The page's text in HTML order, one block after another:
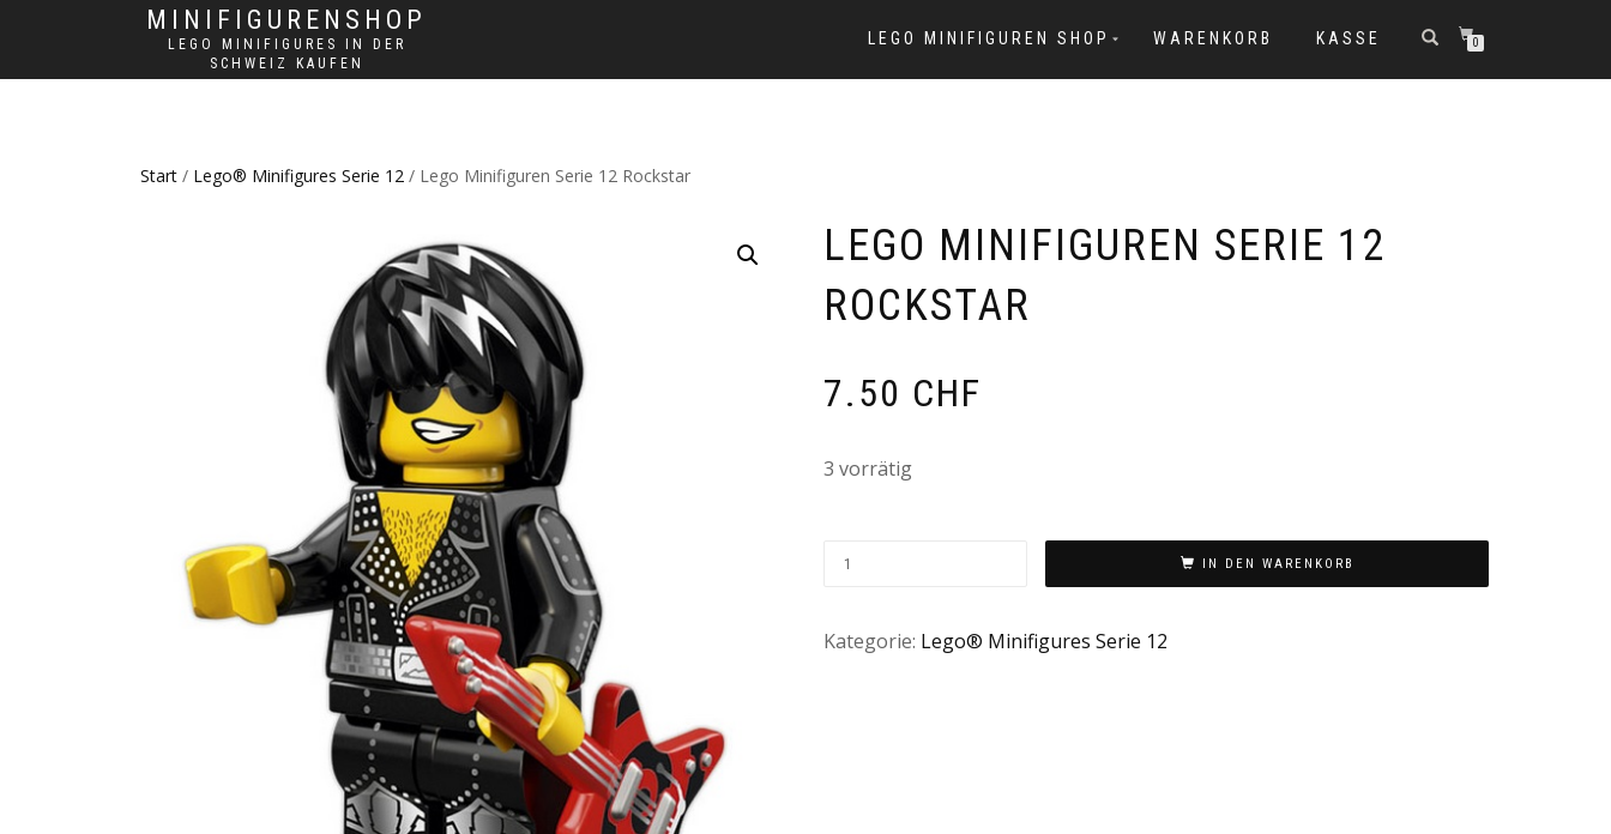
MINIFIGURENSHOP
LEGO MINIFIGURES IN DER
SCHWEIZ KAUFEN
LEGO MINIFIGUREN SHOP WARENKORB KASSE 0
Start / Lego® Minifigures Serie 12 / Lego Minifiguren Serie 12 Rockstar
LEGO MINIFIGUREN SERIE 12
ROCKSTAR
7.50 CHF
3 vorrätig
IN DEN WARENKORB
Kategorie: Lego® Minifigures Serie 12